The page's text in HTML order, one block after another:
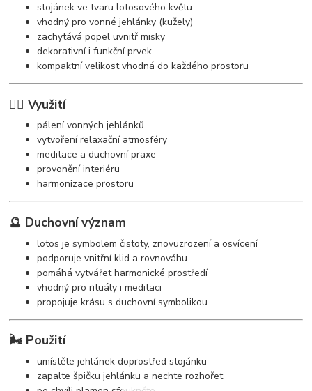
stojánek ve tvaru lotosového květu
vhodný pro vonné jehlánky (kužely)
zachytává popel uvnitř misky
dekorativní i funkční prvek
kompaktní velikost vhodná do každého prostoru
🧘‍♀️ Využití
pálení vonných jehlánků
vytvoření relaxační atmosféry
meditace a duchovní praxe
provonění interiéru
harmonizace prostoru
🔮 Duchovní význam
lotos je symbolem čistoty, znovuzrození a osvícení
podporuje vnitřní klid a rovnováhu
pomáhá vytvářet harmonické prostředí
vhodný pro rituály i meditaci
propojuje krásu s duchovní symbolikou
🌬️ Použití
umístěte jehlánek doprostřed stojánku
zapalte špičku jehlánku a nechte rozhořet